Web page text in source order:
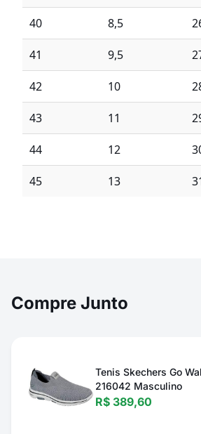
40 8,5
41 9,5
42 10
43 11
44 12
45 13
Compre Junto
Tenis Skechers Go
216042 Masculino
R$ 389,60